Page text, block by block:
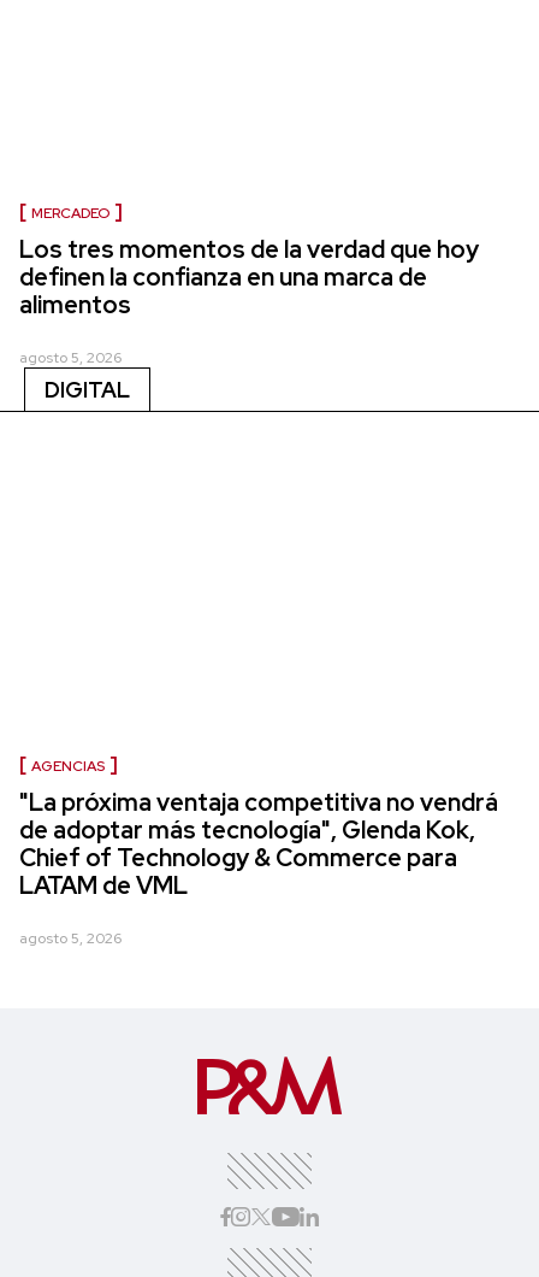
MERCADEO
Los tres momentos de la verdad que hoy
definen la confianza en una marca de
alimentos
agosto 5, 2026
DIGITAL
AGENCIAS
"La próxima ventaja competitiva no vendrá
de adoptar más tecnología", Glenda Kok,
Chief of Technology & Commerce para
LATAM de VML
agosto 5, 2026